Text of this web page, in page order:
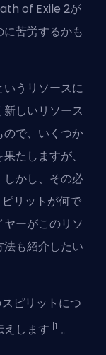
of Exile 2が
苦労するかも
うリソースに
しいリソース
で、いくつか
たしますが、
かし、その必
リットが何で
ーがこのリソ
も紹介したい
ピリットにつ
します [1] 。